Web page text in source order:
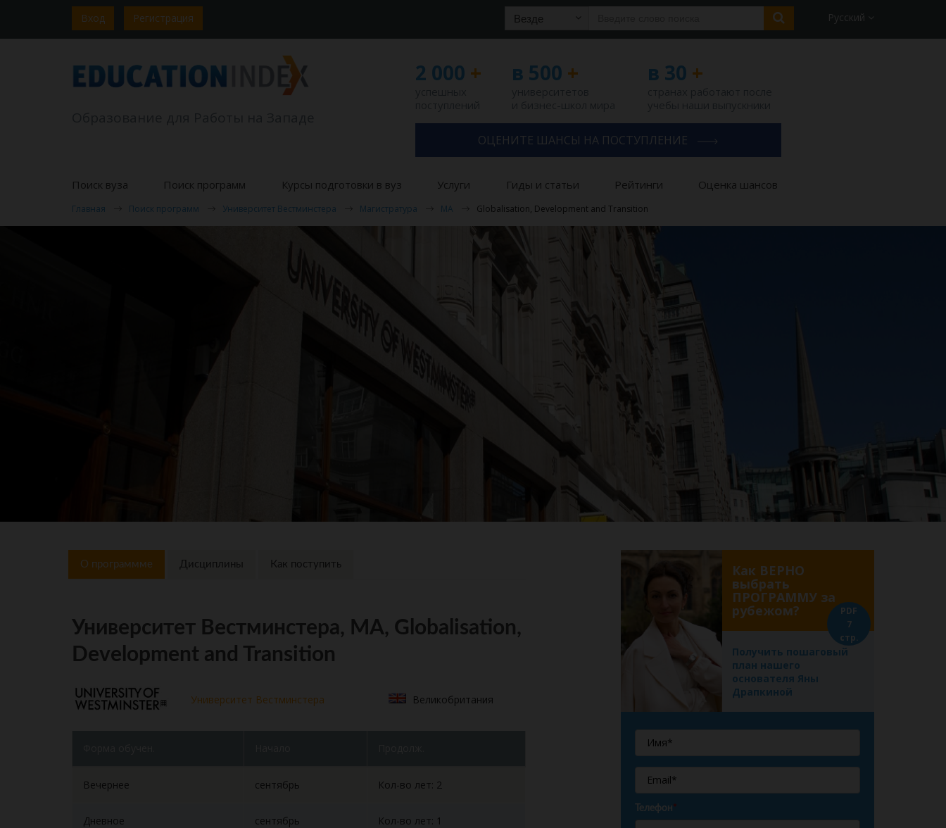
Вход Регистрация Везде Русский
2 000 + в 500 + в 30 +
ОЦЕНИТЕ ШАНСЫ НА ПОСТУПЛЕНИЕ
Поиск вуза Поиск программ Курсы подготовки в вуз Услуги Гиды и статьи Рейтинги Оценка шансов
Главная Поиск программ Университет Вестминстера Магистратура MA Globalisation, Development and Transition
О программме Дисциплины Как поступить
Университет Вестминстера, MA, Globalisation,
Development and Transition
Университет Вестминстера Великобритания
Вечернее сентябрь Кол-во лет: 2
Дневное сентябрь Кол-во лет: 1
Как ВЕРНО
выбрать
ПРОГРАММУ за
рубежом?
Получить пошаговый
план нашего
основателя Яны
Драпкиной
PDF
7
стр.
Телефон*